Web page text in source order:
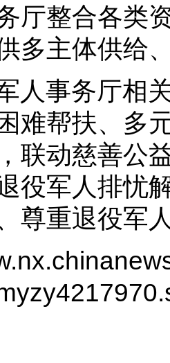
厅整合各类
多主体供给
人事务厅相
难帮扶、多
联动慈善公
役军人排忧
尊重退役军